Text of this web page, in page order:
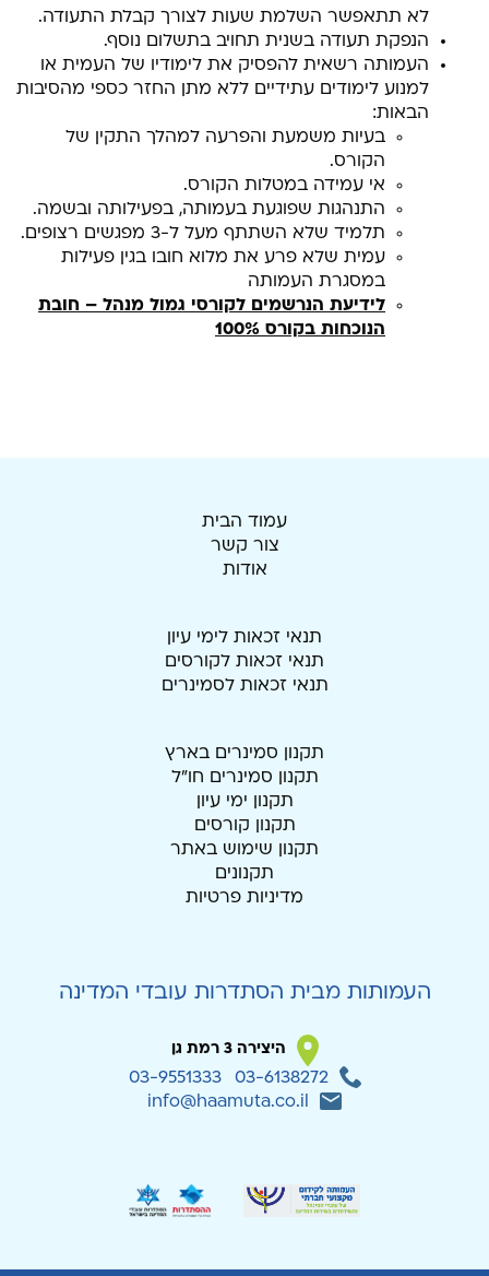
לא תתאפשר השלמת שעות לצורך קבלת התעודה.
הנפקת תעודה בשנית תחויב בתשלום נוסף.
העמותה רשאית להפסיק את לימודיו של העמית או
למנוע לימודים עתידיים ללא מתן החזר כספי מהסיבות
הבאות:
בעיות משמעת והפרעה למהלך התקין של
הקורס.
אי עמידה במטלות הקורס.
התנהגות שפוגעת בעמותה, בפעילותה ובשמה.
תלמיד שלא השתתף מעל ל-3 מפגשים רצופים.
עמית שלא פרע את מלוא חובו בגין פעילות
במסגרת העמותה
לידיעת הנרשמים לקורסי גמול מנהל – חובת
הנוכחות בקורס 100%
עמוד הבית
צור קשר
אודות
תנאי זכאות לימי עיון
תנאי זכאות לקורסים
תנאי זכאות לסמינרים
תקנון סמינרים בארץ
תקנון סמינרים חו"ל
תקנון ימי עיון
תקנון קורסים
תקנון שימוש באתר
תקנונים
מדיניות פרטיות
העמותות מבית הסתדרות עובדי המדינה
היצירה 3 רמת גן
03-6138272
03-9551333
info@haamuta.co.il